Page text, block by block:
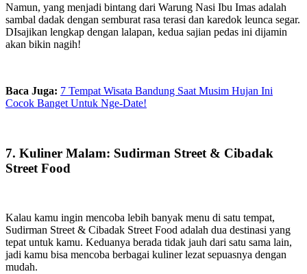
Namun, yang menjadi bintang dari Warung Nasi Ibu Imas adalah
sambal dadak dengan semburat rasa terasi dan karedok leunca segar.
DIsajikan lengkap dengan lalapan, kedua sajian pedas ini dijamin
akan bikin nagih!
Baca Juga: 7 Tempat Wisata Bandung Saat Musim Hujan Ini
Cocok Banget Untuk Nge-Date!
7. Kuliner Malam: Sudirman Street & Cibadak
Street Food
Kalau kamu ingin mencoba lebih banyak menu di satu tempat,
Sudirman Street & Cibadak Street Food adalah dua destinasi yang
tepat untuk kamu. Keduanya berada tidak jauh dari satu sama lain,
jadi kamu bisa mencoba berbagai kuliner lezat sepuasnya dengan
mudah.